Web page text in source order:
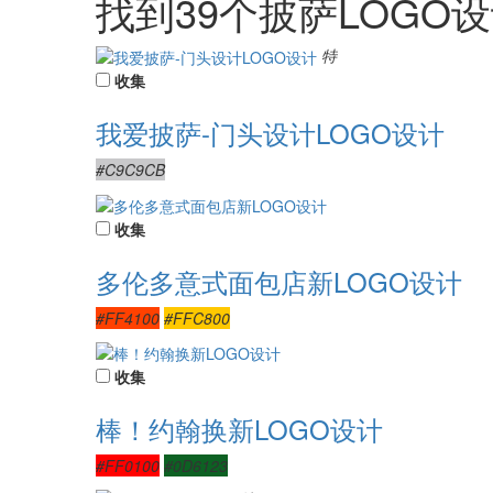
找到 39个披萨LOGO
特
收集
我爱披萨-门头设计LOGO设计
#C9C9CB
收集
多伦多意式面包店新LOGO设计
#FF4100 #FFC800
收集
棒！约翰换新LOGO设计
#FF0100 #0D6123